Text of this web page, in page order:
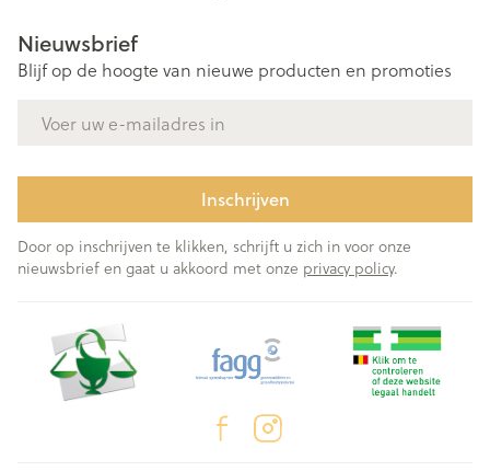
Nieuwsbrief
Blijf op de hoogte van nieuwe producten en promoties
Inschrijven
Door op inschrijven te klikken, schrijft u zich in voor onze
nieuwsbrief en gaat u akkoord met onze privacy policy.